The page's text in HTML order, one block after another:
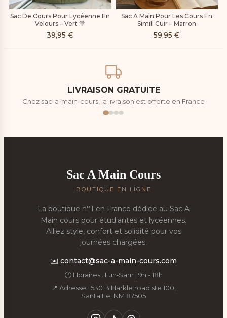
Sac De Cours Pour Lycéenne En
Velours – Vert 💚
39,95€
Sac A Main Pour Les Cours En
Simili Cuir – Marron
59,95€
LIVRAISON GRATUITE
Chez sac-a-main-cours, la livraison est offerte en France
Sac A Main Cours
BOUTIQUE EN LIGNE
La boutique n°1 en France dédiée au Sac A
Main cours pour étudiantes et lycéennes.
Alliez style, confort et solidité pour vos
journées chargées.
✉️ contact@sac-a-main-cours.com
🕐 Horaires : Lun‑Sam | 9h - 18h
📍 Adresse : 530 B Harkle road ste 100,
Santa Fe, NM 87505